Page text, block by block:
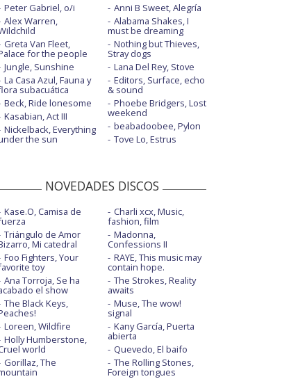
Peter Gabriel, o/i
Alex Warren,
Greta Van Fleet,
for the people
Jungle, Sunshine
La Casa Azul, Fauna y
subacuática
Beck, Ride lonesome
Kasabian, Act III
Nickelback, Everything
the sun
Anni B Sweet, Alegría
Alabama Shakes, I
must be dreaming
Nothing but Thieves,
Stray dogs
Lana Del Rey, Stove
Editors, Surface, echo
& sound
Phoebe Bridgers, Lost
weekend
beabadoobee, Pylon
Tove Lo, Estrus
NOVEDADES DISCOS
Kase.O, Camisa de
Triángulo de Amor
Mi catedral
Foo Fighters, Your
toy
Ana Torroja, Se ha
el show
The Black Keys,
Loreen, Wildfire
Holly Humberstone,
world
Gorillaz, The
Charli xcx, Music,
fashion, film
Madonna,
Confessions II
RAYE, This music may
contain hope.
The Strokes, Reality
awaits
Muse, The wow!
signal
Kany García, Puerta
abierta
Quevedo, El baifo
The Rolling Stones,
Foreign tongues